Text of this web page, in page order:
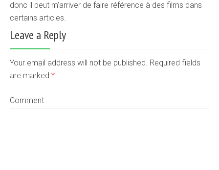
donc il peut m'arriver de faire référence à des films dans
certains articles.
Leave a Reply
Your email address will not be published. Required fields
are marked *
Comment